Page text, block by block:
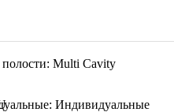
Multi Cavity
Индивидуальные